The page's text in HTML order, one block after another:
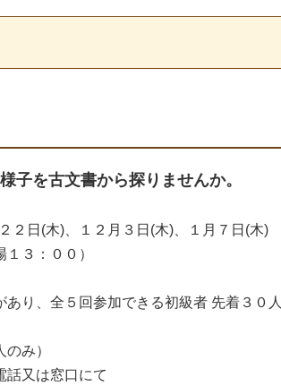
子を古文書から探りませんか。
日(木)、１２月３日(木)、１月７日(木)
：００）
り、全５回参加できる初級者 先着３０
み）
又は窓口にて